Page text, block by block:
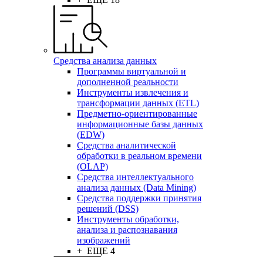
Средства анализа данных
Программы виртуальной и
дополненной реальности
Инструменты извлечения и
трансформации данных (ETL)
Предметно-ориентированные
информационные базы данных
(EDW)
Средства аналитической
обработки в реальном времени
(OLAP)
Средства интеллектуального
анализа данных (Data Mining)
Средства поддержки принятия
решений (DSS)
Инструменты обработки,
анализа и распознавания
изображений
+ ЕЩЕ 4